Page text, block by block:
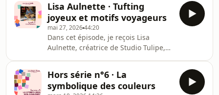
Lisa Aulnette · Tufting
joyeux et motifs voyageurs
mai 27, 202644:20
Dans cet épisode, je reçois Lisa
Aulnette, créatrice de Studio Tulipe,
en stylisme, Lisa décide de
développer son propre univers joyeux
Hors série n°6 · La
symbolique des couleurs